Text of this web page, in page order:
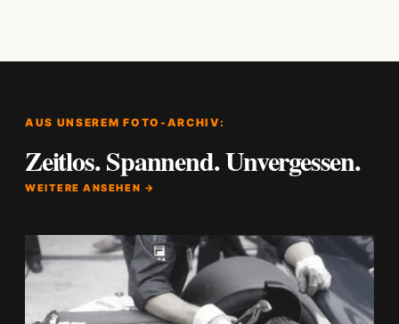
AUS UNSEREM FOTO-ARCHIV:
Zeitlos. Spannend. Unvergessen.
WEITERE ANSEHEN →